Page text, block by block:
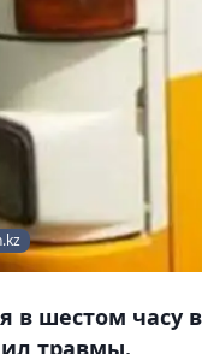
в шестом часу
травмы.